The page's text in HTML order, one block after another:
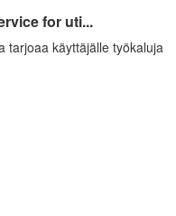
for uti...
tarjoaa käyttäjälle työkaluja